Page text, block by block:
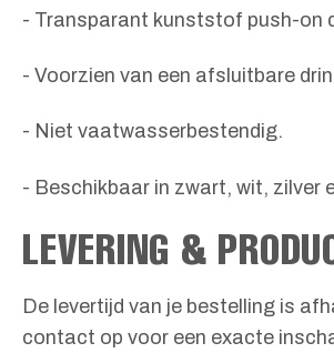
- Transparant kunststof push-on
- Voorzien van een afsluitbare
- Niet vaatwasserbestendig.
- Beschikbaar in zwart, wit, zilver
LEVERING &
De levertijd van je bestelling is
contact op voor een exacte